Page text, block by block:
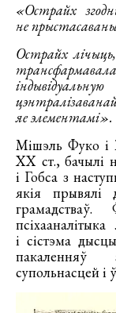
«Острайх
не
Острайх
яе элементамі».
Мішэль Фуко і
XX ст., бачылі
і Гобса з
якія прывялі
і сістэма
пакаленняў
супольнасцей і